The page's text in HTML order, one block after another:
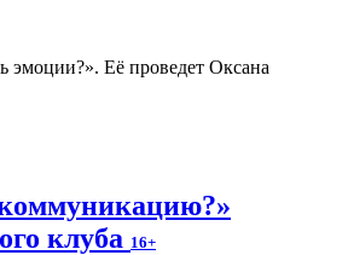
эмоции?». Её проведет Оксана
клуба 16+